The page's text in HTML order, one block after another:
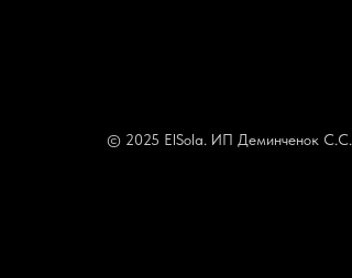
© 2025 ElSola. ИП Деминченок С.С.